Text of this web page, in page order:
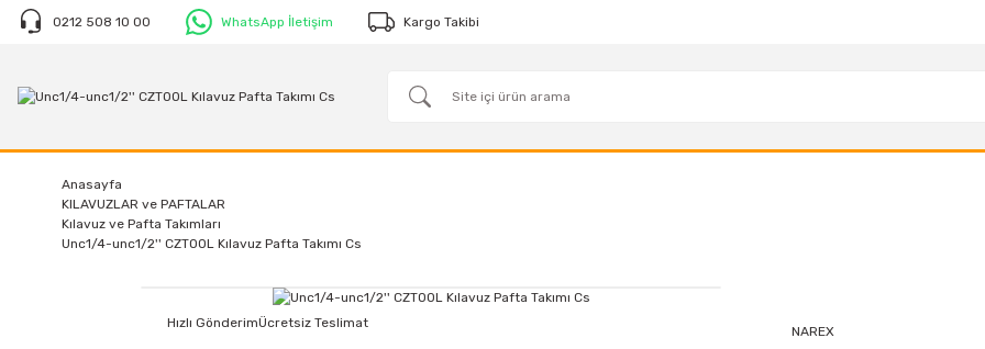
0212 508 10 00 WhatsApp İletişim Kargo Takibi
Anasayfa
KILAVUZLAR ve PAFTALAR
Kılavuz ve Pafta Takımları
Unc1/4-unc1/2'' CZTOOL Kılavuz Pafta Takımı Cs
Hızlı GönderimÜcretsiz Teslimat
NAREX